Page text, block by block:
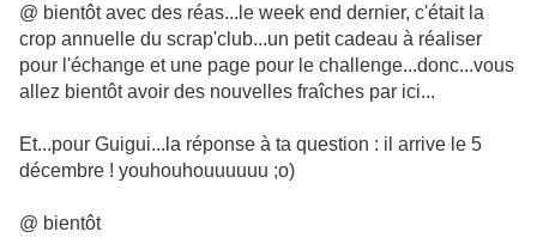
@ bientôt avec des réas...le week end dernier, c'était la
crop annuelle du scrap'club...un petit cadeau à réaliser
pour l'échange et une page pour le challenge...donc...vous
allez bientôt avoir des nouvelles fraîches par ici...
Et...pour Guigui...la réponse à ta question : il arrive le 5
décembre ! youhouhouuuuuu ;o)
@ bientôt